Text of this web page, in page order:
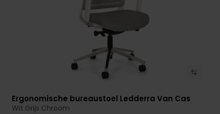
Bekijk product
Ergonomische bureaustoel Ledderra Van Cas
Wit Grijs Chroom